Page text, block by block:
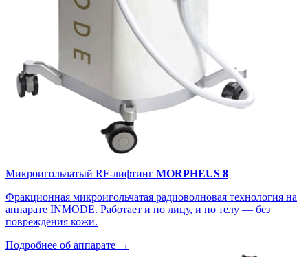
Микроигольчатый RF-лифтинг MORPHEUS 8
Фракционная микроигольчатая радиоволновая технология на
аппарате INMODE. Работает и по лицу, и по телу — без
повреждения кожи.
Подробнее об аппарате →